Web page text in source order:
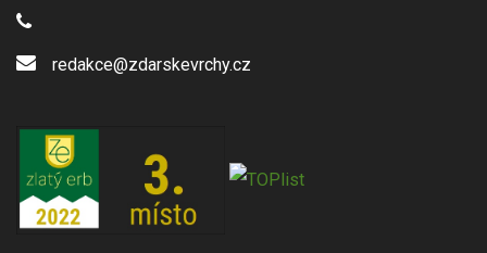
redakce@zdarskevrchy.cz